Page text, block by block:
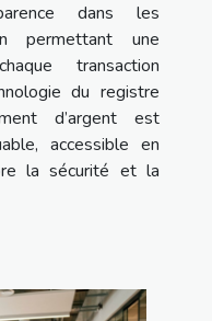
dans les
permettant une
transaction
du registre
d’argent est
accessible en
la sécurité et la